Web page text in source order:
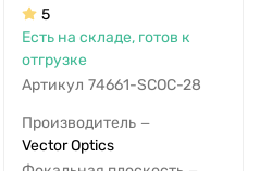
5
Есть на складе, готов к
отгрузке
Артикул 74661-SCOC-28
Производитель —
Vector Optics